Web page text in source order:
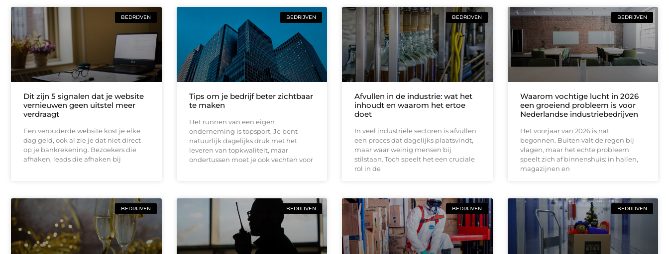
BEDRIJVEN
Dit zijn 5 signalen dat je website
vernieuwen geen uitstel meer
verdraagt
Een verouderde website kost je elke
dag geld, ook al zie je dat niet direct
op je bankrekening. Bezoekers die
afhaken, leads die afhaken bij
BEDRIJVEN
Tips om je bedrijf beter zichtbaar
te maken
Het runnen van een eigen
onderneming is topsport. Je bent
natuurlijk dagelijks druk met het
leveren van topkwaliteit, maar
ondertussen moet je ook vechten voor
BEDRIJVEN
Afvullen in de industrie: wat het
inhoudt en waarom het ertoe
doet
In veel industriële sectoren is afvullen
een proces dat dagelijks plaatsvindt,
maar waar weinig mensen bij
stilstaan. Toch speelt het een cruciale
rol in de
BEDRIJVEN
Waarom vochtige lucht in 2026
een groeiend probleem is voor
Nederlandse industriebedrijven
Het voorjaar van 2026 is nat
begonnen. Buiten valt de regen bij
vlagen, maar het echte probleem
speelt zich af binnenshuis: in hallen,
magazijnen en
BEDRIJVEN BEDRIJVEN BEDRIJVEN BEDRIJVEN